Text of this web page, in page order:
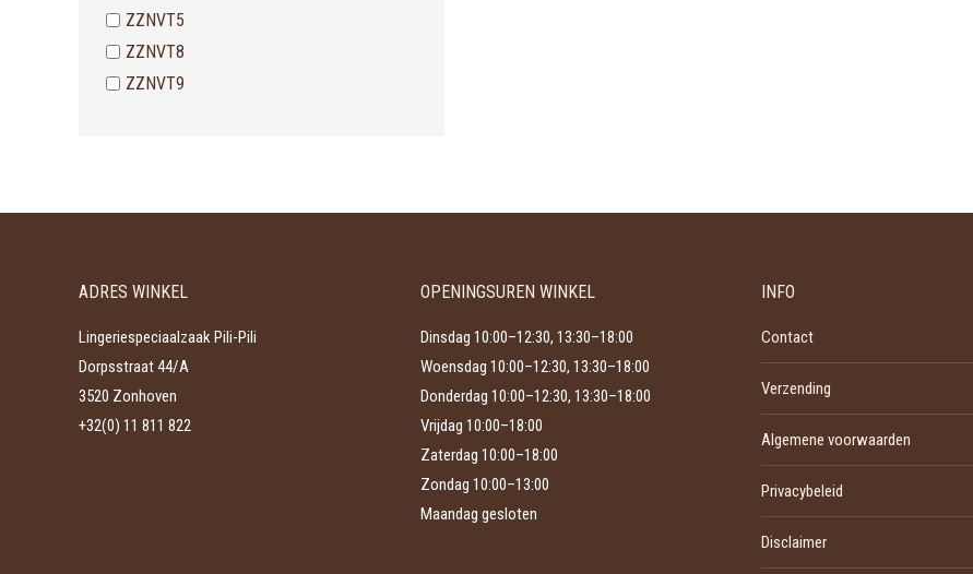
ZZNVT5
ZZNVT8
ZZNVT9
ADRES WINKEL
Lingeriespeciaalzaak Pili-Pili
Dorpsstraat 44/A
3520 Zonhoven
+32(0) 11 811 822
OPENINGSUREN WINKEL
Dinsdag 10:00–12:30, 13:30–18:00
Woensdag 10:00–12:30, 13:30–18:00
Donderdag 10:00–12:30, 13:30–18:00
Vrijdag 10:00–18:00
Zaterdag 10:00–18:00
Zondag 10:00–13:00
Maandag gesloten
INFO
Contact
Verzending
Algemene voorwaarden
Privacybeleid
Disclaimer